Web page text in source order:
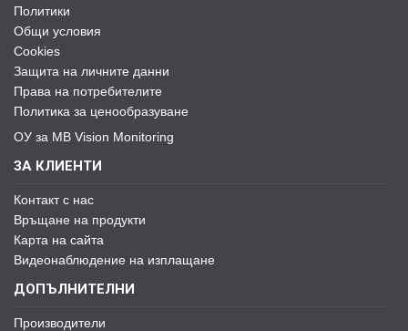
Политики
Общи условия
Cookies
Защита на личните данни
Права на потребителите
Политика за ценообразуване
ОУ за MB Vision Monitoring
ЗА КЛИЕНТИ
Контакт с нас
Връщане на продукти
Карта на сайта
Видеонаблюдение на изплащане
ДОПЪЛНИТЕЛНИ
Производители